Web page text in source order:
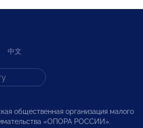
中文
общественная организация малого
«ОПОРА РОССИИ».